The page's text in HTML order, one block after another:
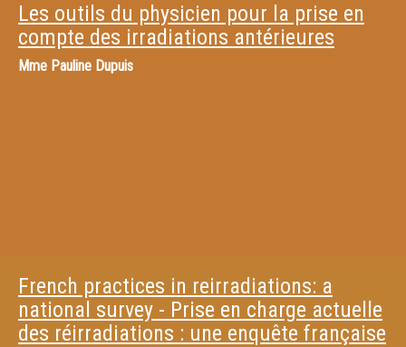
Les outils du physicien pour la prise en
compte des irradiations antérieures
Mme Pauline Dupuis
French practices in reirradiations: a
national survey - Prise en charge actuelle
des réirradiations : une enquête française